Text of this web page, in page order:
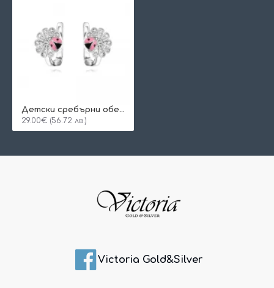
Детски сребърни обеци Sweety
29.00€ (56.72 лв.)
Victoria Gold&Silver